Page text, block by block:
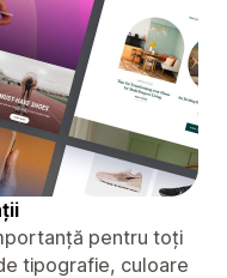
pentru toți
tipografie, culoare